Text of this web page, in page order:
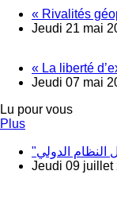
« Rivalités
Jeudi 21 mai
« La liberté
Jeudi 07 mai
Lu pour vous
Plus
Jeudi 09 juillet